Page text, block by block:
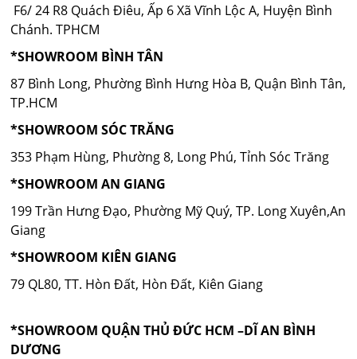
F6/ 24 R8 Quách Điêu, Ấp 6 Xã Vĩnh Lộc A, Huyện Bình
Chánh. TPHCM
*SHOWROOM BÌNH TÂN
87 Bình Long, Phường Bình Hưng Hòa B, Quận Bình Tân,
TP.HCM
*SHOWROOM SÓC TRĂNG
353 Phạm Hùng, Phường 8, Long Phú, Tỉnh Sóc Trăng
*SHOWROOM AN GIANG
199 Trần Hưng Đạo, Phường Mỹ Quý, TP. Long Xuyên,An
Giang
*SHOWROOM KIÊN GIANG
79 QL80, TT. Hòn Đất, Hòn Đất, Kiên Giang
*SHOWROOM QUẬN THỦ ĐỨC HCM –DĨ AN BÌNH
DƯƠNG